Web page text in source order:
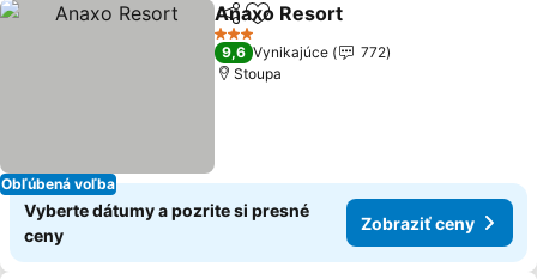
Obľúbená voľba
ZdieľaťPridať do obľúbených
Anaxo Resort
3 Počet hviezdičiek
9,6 Vynikajúce
772
Stoupa
Vyberte dátumy a pozrite si presné
ceny
Zobraziť ceny